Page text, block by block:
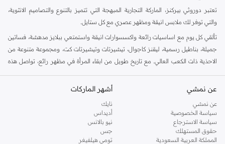
تعتبر دوروثي بيركنز، الماركة التجارية المبهجة التي تتميز بالتنوع والتصاميم الانثوية،
والتي توفر لك ملابس انيقة ومظهر عصري مع كل ستايل.
تألقي كل يوم مع اساسيات رائعة واكسسوارات انيقة واستمتعي ببلايز مدهشة، فساتين
جميلة، بناطيل رسمية، ليقنز كاجوال، تيشيرتات وتيشيرتات كت، ومجموعة متنوعة من
الاحذية ذات الكعب العالي. مع تاريخ طويل من ابقاء المرأة في مظهر رائع، تواصل هذه
كنت تقومين بتجديد خزانة ملابسك الملائمة للعمل، البحث عن فستان مثالي للحفلات او
اليه.
تسوقي دوروثي بيركنز اون لاين مسقط
تسوقي دوروثي بيركنز اون لاين من نمشي واستمتعي باكثر من الف ستايل من مجموعة
عن نمشي
عن نمشي
سياسة الخصوصية
سياسة الاسترجاع
حقوق المستهلك
المملكة العربية السعودية
أشهر الماركات
نايك
أديداس
نيو بالانس
جس
تومي هيلفيغر